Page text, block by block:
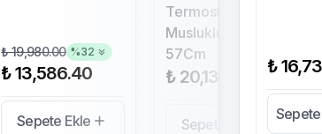
₺ 19,980.00 %32
₺ 13,586.40
Sepete Ekle
Termostatik Ara
Musluklu Beyaz
57Cm
₺ 20,138.04
Sepete Ekle
₺